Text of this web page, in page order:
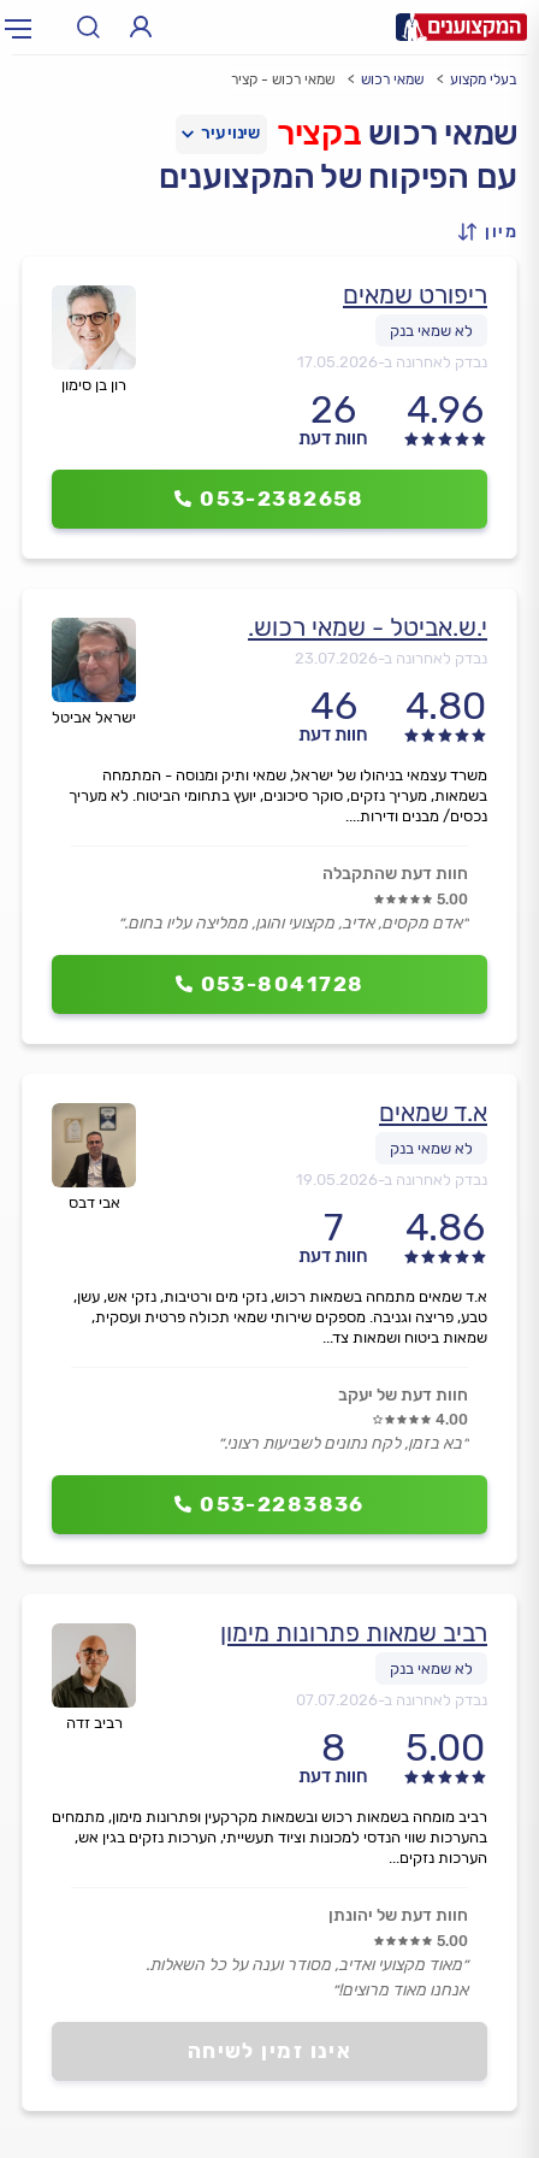
עירעיר: תל אביב, חיפה…
בעלי מקצוע שמאי רכוש שמאי רכוש - קציר
שמאי רכוש בקציר
עם הפיקוח של המקצוענים
מיון
רון בן סימון
ריפורט שמאים
נבדק לאחרונה ב-17.05.2026
4.96
26
חוות דעת
053-2382658
ישראל אביטל
י.ש.אביטל - שמאי רכוש.
נבדק לאחרונה ב-23.07.2026
4.80
46
חוות דעת
053-8041728
משרד עצמאי בניהולו של ישראל, שמאי ותיק ומנוסה - המתמחה
בשמאות, מעריך נזקים, סוקר סיכונים, יועץ בתחומי הביטוח. לא מעריך
נכסים/ מבנים ודירות....
חוות דעת שהתקבלה
5.00
״אדם מקסים, אדיב, מקצועי והוגן, ממליצה עליו בחום.״
אבי דבס
א.ד שמאים
נבדק לאחרונה ב-19.05.2026
4.86
7
חוות דעת
053-2283836
א.ד שמאים מתמחה בשמאות רכוש, נזקי מים ורטיבות, נזקי אש, עשן,
טבע, פריצה וגניבה. מספקים שירותי שמאי תכולה פרטית ועסקית,
שמאות ביטוח ושמאות צד...
חוות דעת של יעקב
4.00
״בא בזמן, לקח נתונים לשביעות רצוני.״
רביב זדה
רביב שמאות פתרונות מימון
נבדק לאחרונה ב-07.07.2026
5.00
8
חוות דעת
אינו זמין לשיחה
רביב מומחה בשמאות רכוש ובשמאות מקרקעין ופתרונות מימון, מתמחים
בהערכות שווי הנדסי למכונות וציוד תעשייתי, הערכות נזקים בגין אש,
הערכות נזקים...
חוות דעת של יהונתן
5.00
״מאוד מקצועי ואדיב, מסודר וענה על כל השאלות.
אנחנו מאוד מרוצים!״